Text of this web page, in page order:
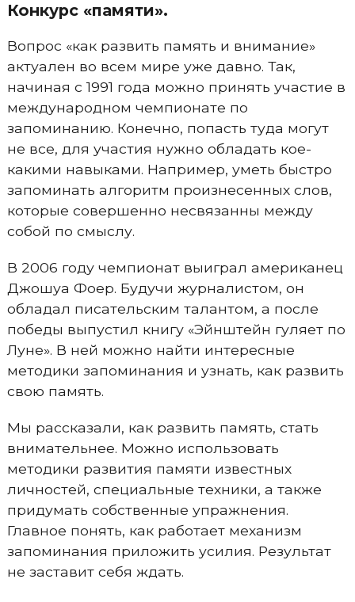
Конкурс «памяти».
Вопрос «как развить память и внимание»
актуален во всем мире уже давно. Так,
начиная с 1991 года можно принять участие в
международном чемпионате по
запоминанию. Конечно, попасть туда могут
не все, для участия нужно обладать кое-
какими навыками. Например, уметь быстро
запоминать алгоритм произнесенных слов,
которые совершенно несвязанны между
собой по смыслу.
В 2006 году чемпионат выиграл американец
Джошуа Фоер. Будучи журналистом, он
обладал писательским талантом, а после
победы выпустил книгу «Эйнштейн гуляет по
Луне». В ней можно найти интересные
методики запоминания и узнать, как развить
свою память.
Мы рассказали, как развить память, стать
внимательнее. Можно использовать
методики развития памяти известных
личностей, специальные техники, а также
придумать собственные упражнения.
Главное понять, как работает механизм
запоминания приложить усилия. Результат
не заставит себя ждать.